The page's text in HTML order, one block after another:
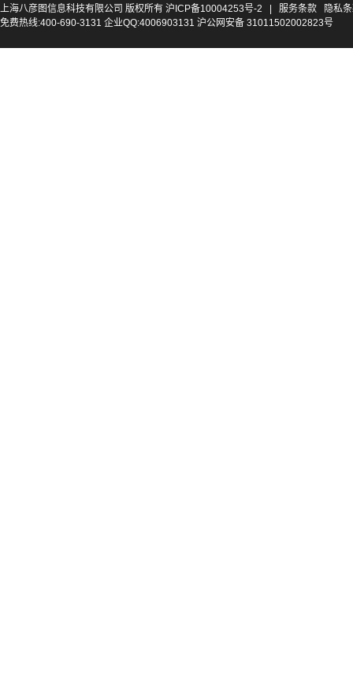
上海八彦图信息科技有限公司 版权所有 沪ICP备10004253号-2 服务条款
隐私
免费热线:400-690-3131 企业QQ:4006903131 沪公网安备 31011502002823号